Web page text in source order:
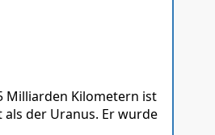
Milliarden Kilometern ist
der Uranus. Er wurde